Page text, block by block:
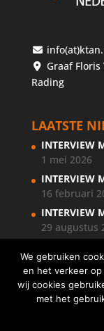
Graaf Floris
Rading
LAATSTE
INTERVIEW
1 mei 2026
INTERVIEW
16 februari
INTERVIEW
29 augustus
Copyright ©
We gebruiken
en het verkeer
wij cookies
met het